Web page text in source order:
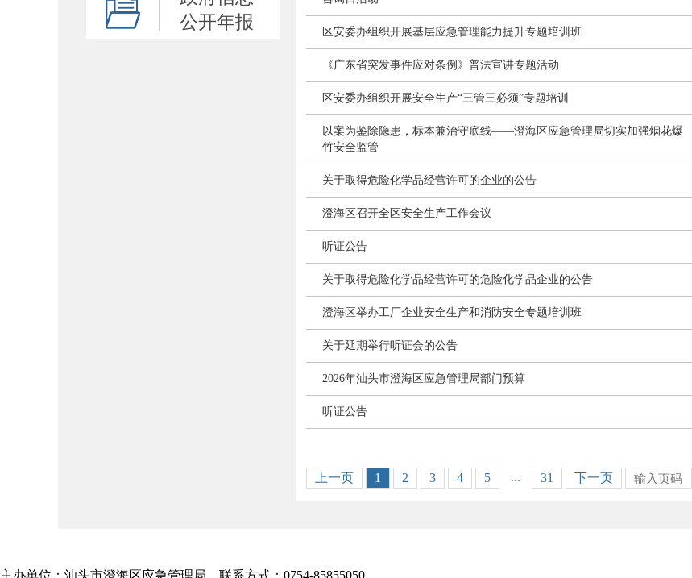
公开年报
区安委办组织开展基层应急管理能力提升专题培训班
《广东省突发事件应对条例》普法宣讲专题活动
区安委办组织开展安全生产“三管三必须”专题培训
以案为鉴除隐患，标本兼治守底线——澄海区应急管理局切实加强烟花爆
竹安全监管
关于取得危险化学品经营许可的企业的公告
澄海区召开全区安全生产工作会议
听证公告
关于取得危险化学品经营许可的危险化学品企业的公告
澄海区举办工厂企业安全生产和消防安全专题培训班
关于延期举行听证会的公告
2026年汕头市澄海区应急管理局部门预算
听证公告
上一页 1 2 3 4 5 ... 31 下一页
主办单位：汕头市澄海区应急管理局 联系方式：0754-85855050